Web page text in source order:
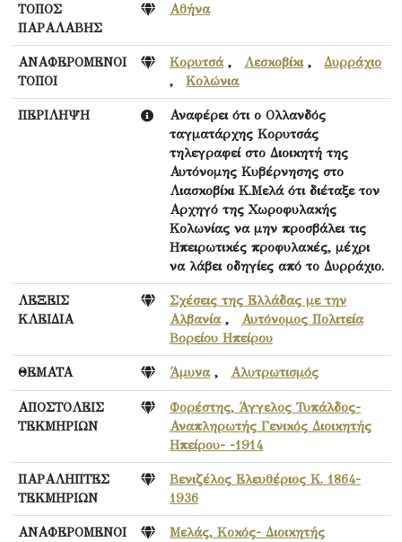
ΤΟΠΟΣ
ΠΑΡΑΛΑΒΗΣ
Αθήνα
ΑΝΑΦΕΡΟΜΕΝΟΙ
ΤΟΠΟΙ
Κορυτσά, Λεσκοβίκι, Δυρράχιο
, Κολώνια
ΠΕΡΙΛΗΨΗ
Αναφέρει ότι ο Ολλανδός
ταγματάρχης Κορυτσάς
τηλεγραφεί στο Διοικητή της
Αυτόνομης Κυβέρνησης στο
Λιασκοβίκι Κ.Μελά ότι διέταξε τον
Αρχηγό της Χωροφυλακής
Κολωνίας να μην προσβάλει τις
Ηπειρωτικές προφυλακές, μέχρι
να λάβει οδηγίες από το Δυρράχιο.
ΛΕΞΕΙΣ
ΚΛΕΙΔΙΑ
Σχέσεις της Ελλάδας με την
Αλβανία, Αυτόνομος Πολιτεία
Βορείου Ηπείρου
ΘΕΜΑΤΑ Άμυνα, Αλυτρωτισμός
ΑΠΟΣΤΟΛΕΙΣ
ΤΕΚΜΗΡΙΩΝ
Φορέστης, Άγγελος Τυπάλδος-
Αναπληρωτής Γενικός Διοικητής
Ηπείρου- -1914
ΠΑΡΑΛΗΠΤΕΣ
ΤΕΚΜΗΡΙΩΝ
Βενιζέλος Ελευθέριος Κ. 1864-
1936
ΑΝΑΦΕΡΟΜΕΝΟΙ
Μελάς, Κοκός- Διοικητής